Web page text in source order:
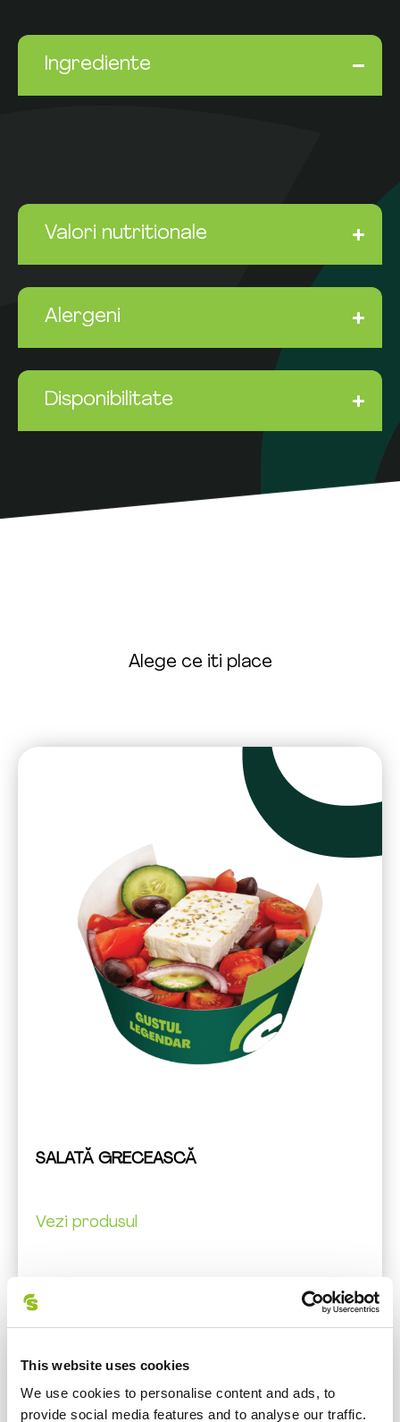
This website uses cookies
We use cookies to personalise content and ads, to
provide social media features and to analyse our traffic.
Ingrediente
Valori nutritionale
Alergeni
Disponibilitate
Alege ce iti place
SALATĂ GRECEASCĂ
Vezi produsul